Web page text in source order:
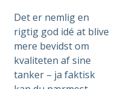
Det er nemlig en
rigtig god idé at blive
mere bevidst om
kvaliteten af sine
tanker – ja faktisk